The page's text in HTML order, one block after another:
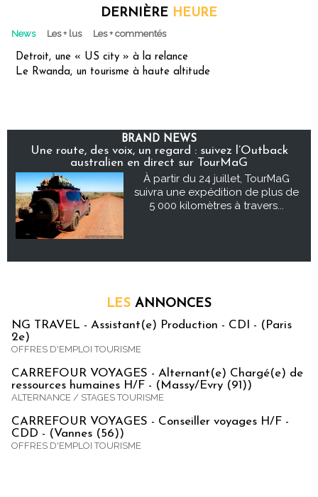
DERNIÈRE HEURE
News Les + lus Les + commentés
Detroit, une « US city » à la relance
Le Rwanda, un tourisme à haute altitude
BRAND NEWS
Une route, des voix, un regard : suivez l’Outback
australien en direct sur TourMaG
À partir du 24 juillet, TourMaG
suivra une expédition de plus de
5 000 kilomètres à travers...
LES ANNONCES
NG TRAVEL - Assistant(e) Production - CDI - (Paris
2e)
OFFRES D'EMPLOI TOURISME
CARREFOUR VOYAGES - Alternant(e) Chargé(e) de
ressources humaines H/F - (Massy/Evry (91))
ALTERNANCE / STAGES TOURISME
CARREFOUR VOYAGES - Conseiller voyages H/F -
CDD - (Vannes (56))
OFFRES D'EMPLOI TOURISME